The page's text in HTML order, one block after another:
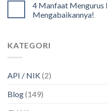
4 Manfaat Mengurus
Mengabaikannya!
KATEGORI
API / NIK(2)
Blog(149)